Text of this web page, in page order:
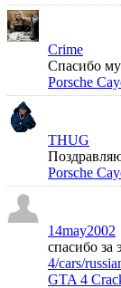
Crime
Спасибо
Porsche
THUG
Porsche
14may2002
спасибо за
4/cars/
GTA 4